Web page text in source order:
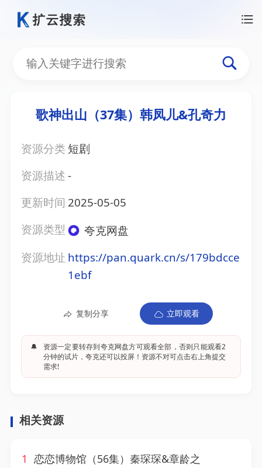
歌神出山（37集）韩凤儿&孔奇力
资源分类 短剧
资源描述-
更新时间 2025-05-05
资源类型
夸克网盘
资源地址 https://pan.quark.cn/s/179bdcce
1ebf
复制分享 立即观看
🔔
资源一定要转存到夸克网盘方可观看全部，否则只能观看2
分钟的试片，夸克还可以投屏！资源不对可点击右上角提交
需求!
相关资源
1 恋恋博物馆（56集）秦琛琛&章龄之